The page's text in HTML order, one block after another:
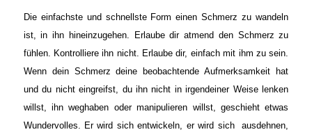
Die einfachste und schnellste Form einen Schmerz zu wandeln
ist, in ihn hineinzugehen. Erlaube dir atmend den Schmerz zu
fühlen. Kontrolliere ihn nicht. Erlaube dir, einfach mit ihm zu sein.
Wenn dein Schmerz deine beobachtende Aufmerksamkeit hat
und du nicht eingreifst, du ihn nicht in irgendeiner Weise lenken
willst, ihn weghaben oder manipulieren willst, geschieht etwas
Wundervolles. Er wird sich entwickeln, er wird sich ausdehnen,